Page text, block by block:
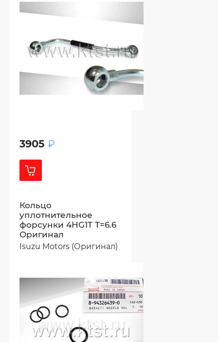
3905 ₽
Кольцо
уплотнительное
форсунки 4HG1T T=6.6
Оригинал
Isuzu Motors (Оригинал)